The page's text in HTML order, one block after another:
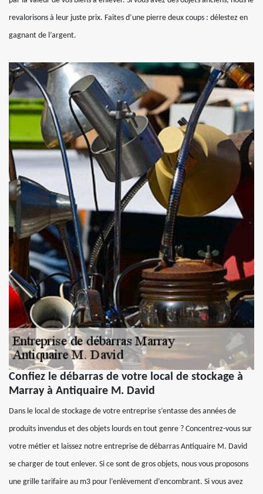
revalorisons à leur juste prix. Faites d’une pierre deux coups : délestez en
gagnant de l’argent.
Confiez le débarras de votre local de stockage à
Marray à Antiquaire M. David
Dans le local de stockage de votre entreprise s’entasse des années de
produits invendus et des objets lourds en tout genre ? Concentrez-vous sur
votre métier et laissez notre entreprise de débarras Antiquaire M. David
se charger de tout enlever. Si ce sont de gros objets, nous vous proposons
une grille tarifaire au m3 pour l’enlèvement d’encombrant. Si vous avez